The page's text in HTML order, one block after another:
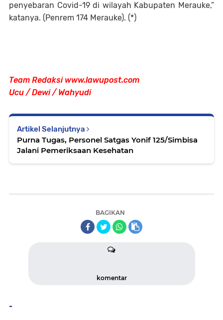
penyebaran Covid-19 di wilayah Kabupaten Merauke,”
katanya. (Penrem 174 Merauke). (*)
Team Redaksi www.lawupost.com
Ucu / Dewi / Wahyudi
Artikel Selanjutnya
Purna Tugas, Personel Satgas Yonif 125/Simbisa
Jalani Pemeriksaan Kesehatan
BAGIKAN
komentar
-